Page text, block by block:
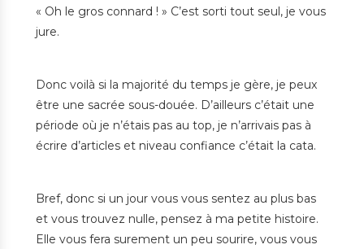
« Oh le gros connard ! » C’est sorti tout seul, je vous
jure.
Donc voilà si la majorité du temps je gère, je peux
être une sacrée sous-douée. D’ailleurs c’était une
période où je n’étais pas au top, je n’arrivais pas à
écrire d’articles et niveau confiance c’était la cata.
Bref, donc si un jour vous vous sentez au plus bas
et vous trouvez nulle, pensez à ma petite histoire.
Elle vous fera surement un peu sourire, vous vous